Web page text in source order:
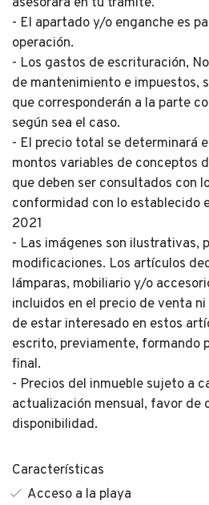
- El apartado y/o enganche es
operación.
- Los gastos de escrituración,
de mantenimiento e impuestos,
que corresponderán a la parte
según sea el caso.
- El precio total se determinará
montos variables de conceptos
que deben ser consultados con
conformidad con lo establecido
2021
- Las imágenes son ilustrativas,
modificaciones. Los artículos
lámparas, mobiliario y/o
incluidos en el precio de venta
de estar interesado en estos
escrito, previamente, formando
final.
- Precios del inmueble sujeto a
actualización mensual, favor de
disponibilidad.
Características
Acceso a la playa